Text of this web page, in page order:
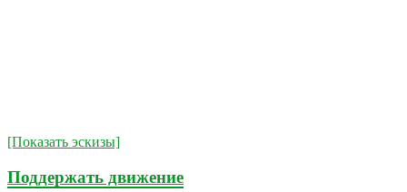
[Показать эскизы]
Поддержать движение